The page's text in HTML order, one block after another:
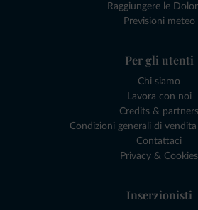
Raggiungere le
Previsioni meteo
Per gli utenti
Chi siamo
Lavora con noi
Credits & partners
Condizioni generali di
Contattaci
Privacy & Cookies
Inserzionisti